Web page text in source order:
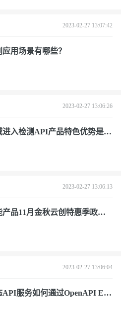
2023-02-27 13:07:42
用场景有哪些？
2023-02-27 13:06:26
入检测API产品特色优势是什
2023-02-27 13:06:13
品11月金秋云创特惠季政策
2023-02-27 13:06:04
服务如何通过OpenAPI Exp